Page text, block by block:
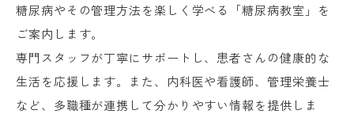
糖尿病やその管理方法を楽しく学べる「糖尿病教室」を
ご案内します。
専門スタッフが丁寧にサポートし、患者さんの健康的な
生活を応援します。また、内科医や看護師、管理栄養士
など、多職種が連携して分かりやすい情報を提供しま